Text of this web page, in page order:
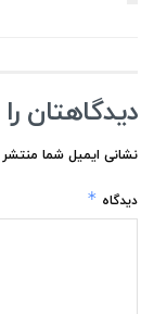
دیدگاهتان
نشانی ایمیل شما
دیدگاه *